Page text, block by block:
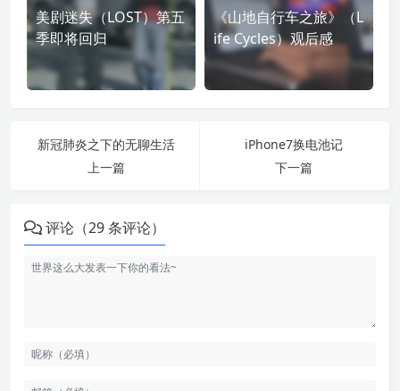
美剧迷失（LOST）第五
季即将回归
《山地自行车之旅》（L
ife Cycles）观后感
新冠肺炎之下的无聊生活
上一篇
iPhone7换电池记
下一篇
评论（29 条评论）